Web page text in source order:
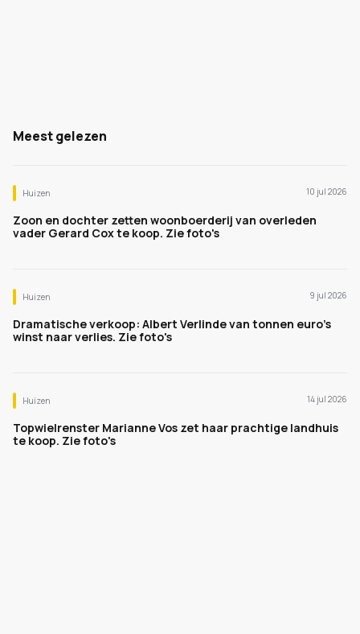
Meest gelezen
Huizen 10 jul 2026
Zoon en dochter zetten woonboerderij van overleden
vader Gerard Cox te koop. Zie foto's
Huizen 9 jul 2026
Dramatische verkoop: Albert Verlinde van tonnen euro's
winst naar verlies. Zie foto's
Huizen 14 jul 2026
Topwielrenster Marianne Vos zet haar prachtige landhuis
te koop. Zie foto's